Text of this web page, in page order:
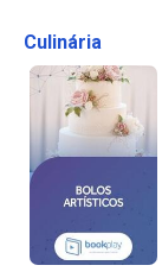
Culinária